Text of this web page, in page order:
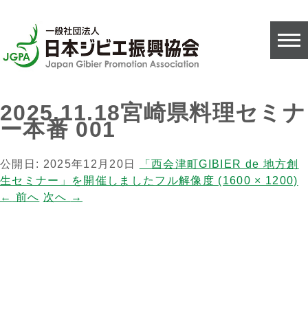
2025.11.18宮崎県料理セミナ
ー本番 001
公開日: 2025年12月20日
「西会津町GIBIER de 地方創
生セミナー」を開催しました フル解像度 (1600 × 1200)
← 前へ 次へ →